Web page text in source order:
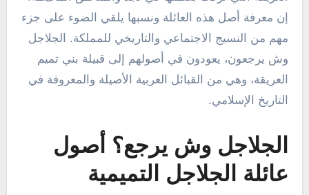
إن معرفة أصل هذه العائلة ونسبها يلقي الضوء على جزء
مهم من النسيج الاجتماعي والتاريخي للمملكة. الجلاجل
وش يرجعون، يعودون في أصولهم إلى قبيلة بني تميم
العريقة، وهي من القبائل العربية الأصيلة والمعروفة في
التاريخ الإسلامي.
الجلاجل وش يرجع؟ أصول
عائلة الجلاجل التميمية